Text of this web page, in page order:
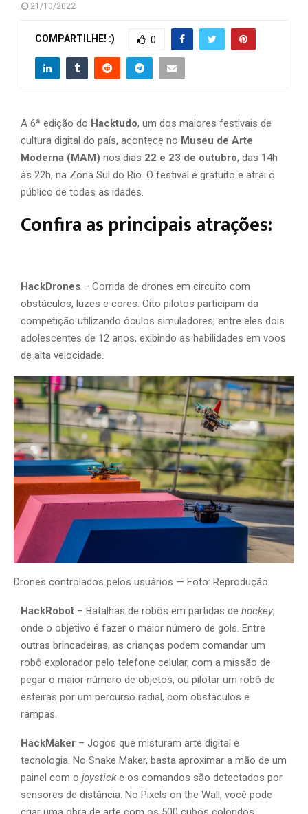
21/10/2022
COMPARTILHE! :) 0
A 6ª edição do Hacktudo, um dos maiores festivais de
cultura digital do país, acontece no Museu de Arte
Moderna (MAM) nos dias 22 e 23 de outubro, das 14h
às 22h, na Zona Sul do Rio. O festival é gratuito e atrai o
público de todas as idades.
Confira as principais atrações:
HackDrones – Corrida de drones em circuito com
obstáculos, luzes e cores. Oito pilotos participam da
competição utilizando óculos simuladores, entre eles dois
adolescentes de 12 anos, exibindo as habilidades em voos
de alta velocidade.
Drones controlados pelos usuários — Foto: Reprodução
HackRobot – Batalhas de robôs em partidas de hockey,
onde o objetivo é fazer o maior número de gols. Entre
outras brincadeiras, as crianças podem comandar um
robô explorador pelo telefone celular, com a missão de
pegar o maior número de objetos, ou pilotar um robô de
esteiras por um percurso radial, com obstáculos e
rampas.
HackMaker – Jogos que misturam arte digital e
tecnologia. No Snake Maker, basta aproximar a mão de um
painel com o joysticke os comandos são detectados por
sensores de distância. No Pixels on the Wall, você pode